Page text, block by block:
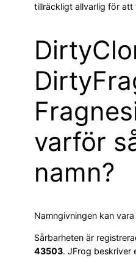
tillräckligt allvarlig för att
varför
namn?
Namngivningen kan
Sårbarheten är
43503. JFrog beskriver